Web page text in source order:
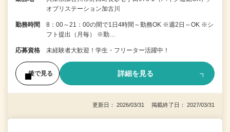
オブリステーション加古川
勤務時間
8：00～21：00の間で1日4時間～勤務OK ※週2日～OK ※シ
フト提出（月毎） ※勤…
応募資格 未経験者大歓迎！学生・フリーター活躍中！
後で見る 詳細を見る
更新日： 2026/03/31 掲載終了日： 2027/03/31